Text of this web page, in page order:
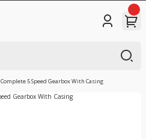
Complete 5 Speed Gearbox With Casing